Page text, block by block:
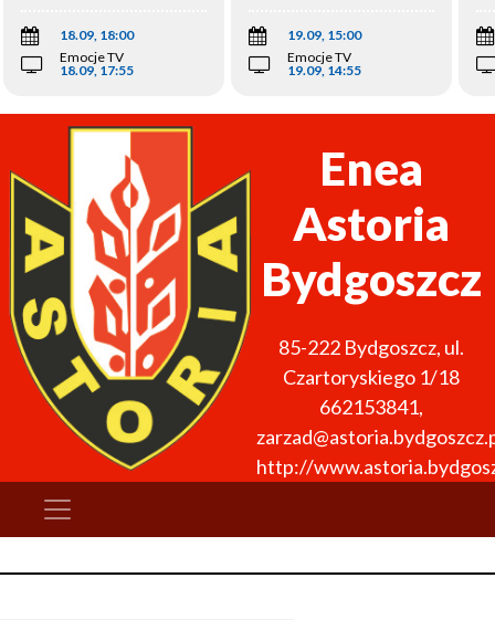
18.09, 18:00
Emocje TV
18.09, 17:55
19.09, 15:00
Emocje TV
19.09, 14:55
Enea
Astoria
Bydgoszcz
85-222 Bydgoszcz, ul.
Czartoryskiego 1/18
662153841,
http://